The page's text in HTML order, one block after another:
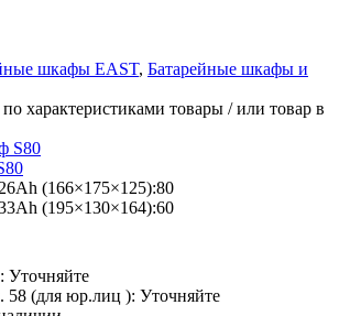
шкафы EAST, Батарейные шкафы и
характеристиками товары / или товар в
(166×175×125):80
(195×130×164):60
Уточняйте
58 (для юр.лиц ): Уточняйте